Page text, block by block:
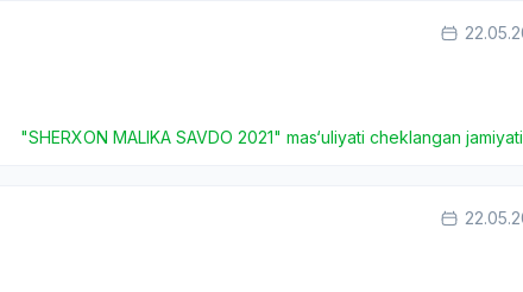
"SHERXON MALIKA SAVDO 2021" mas‘uliyati cheklangan